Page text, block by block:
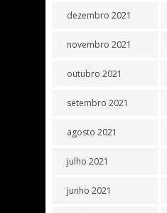
dezembro 2021
novembro 2021
outubro 2021
setembro 2021
agosto 2021
julho 2021
junho 2021